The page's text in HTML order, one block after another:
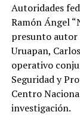
Autoridades
Ramón Ángel
presunto autor
Uruapan,
operativo
Seguridad y
Centro
investigación.